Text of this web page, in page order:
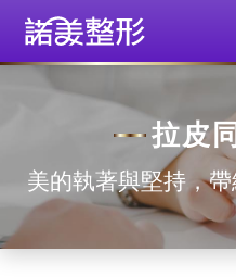
拉皮
美的執著與堅持，